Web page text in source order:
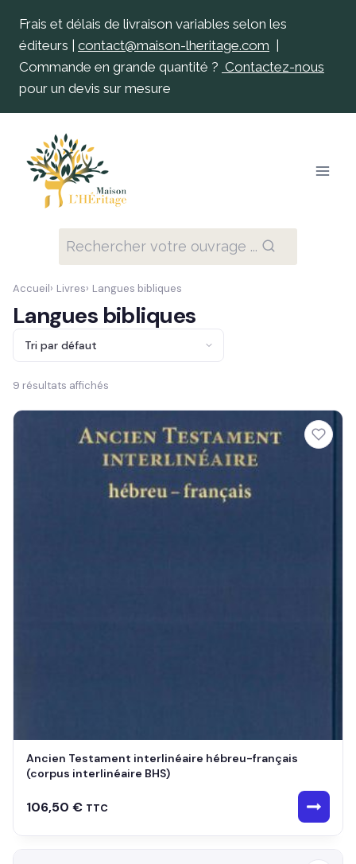
Frais et délais de livraison variables selon les
éditeurs | contact@maison-lheritage.com
Commande en grande quantité ? Contactez-nous
pour un devis sur mesure
Rechercher votre ouvrage ...
Accueil Livres Langues bibliques
Langues bibliques
9 résultats affichés
Ancien Testament interlinéaire hébreu-français
(corpus interlinéaire BHS)
106,50 € TTC